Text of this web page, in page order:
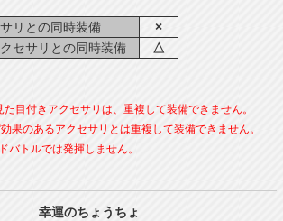
リとの同時装備
×
セサリとの同時装備
△
目付きアクセサリは、重複して装備できません。
果のあるアクセサリとは重複して装備できません。
トルでは発揮しません。
幸運のちょうちょ